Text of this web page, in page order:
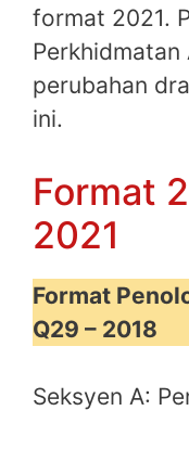
format 2021.
Perkhidmatan
perubahan
ini.
Format
2021
Format
Q29 – 2018
Seksyen A: